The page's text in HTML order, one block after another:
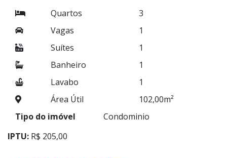
Quartos
3
Vagas
1
Suítes
1
Banheiro
1
Lavabo
1
Área Útil
102,00m²
Tipo do imóvel
Condominio
IPTU: R$ 205,00